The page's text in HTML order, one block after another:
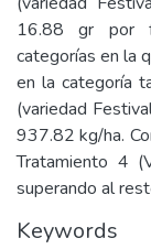
16.88 gr por
categorías en la
en la categoría
(variedad
937.82 kg/ha.
Tratamiento 4
superando al
Keywords